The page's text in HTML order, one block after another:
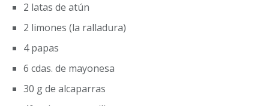
2 latas de atún
2 limones (la ralladura)
4 papas
6 cdas. de mayonesa
30 g de alcaparras